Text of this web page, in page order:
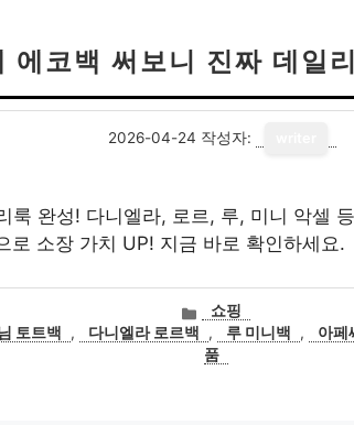
에코백 써보니 진짜 데일
2026-04-24 작성자:
룩 완성! 다니엘라, 로르, 루, 미니 악셀
로 소장 가치 UP! 지금 바로 확인하세요.
카
고
쇼핑
토트백 , 다니엘라 로르백 , 루 미니백 , 아페
품